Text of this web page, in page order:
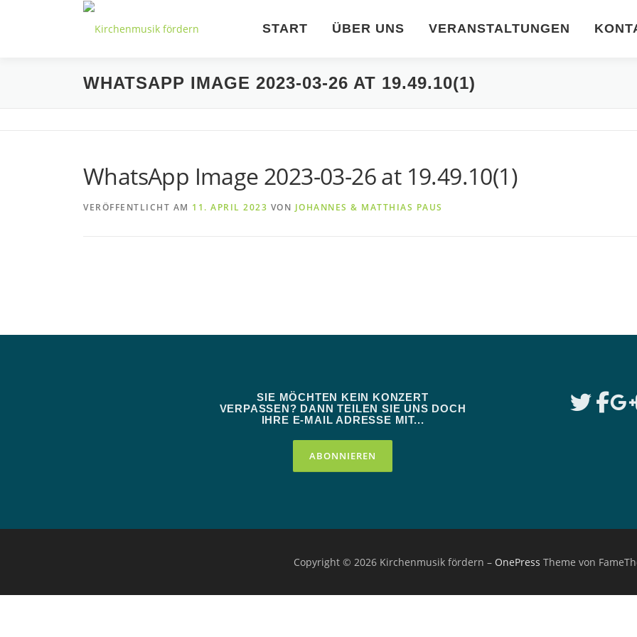
START ÜBER UNS VERANSTALTUNGEN
WHATSAPP IMAGE 2023-03-26 AT 19.49.10(1)
WhatsApp Image 2023-03-26 at 19.49.10(1)
VERÖFFENTLICHT AM 11. APRIL 2023 VON JOHANNES & MATTHIAS PAUS
SIE MÖCHTEN KEIN KONZERT
VERPASSEN? DANN TEILEN SIE UNS DOCH
IHRE E-MAIL ADRESSE MIT...
Copyright © 2026 Kirchenmusik fördern – OnePress Theme von